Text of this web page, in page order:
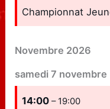
Championnat
Novembre 2026
samedi 7 novembre
14:00– 19:00